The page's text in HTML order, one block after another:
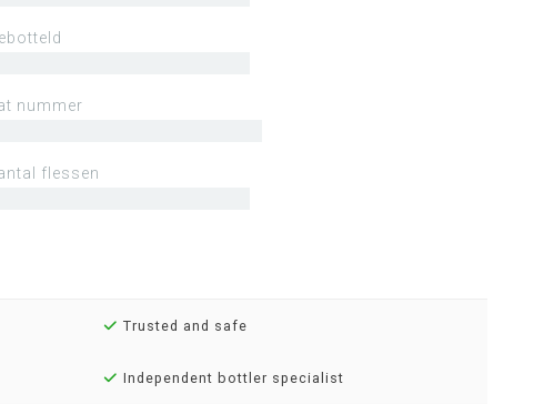
nummer
flessen
Trusted and safe
Independent bottler specialist